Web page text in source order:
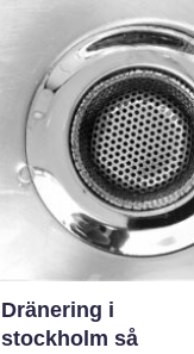
rulla in eller ut seglet
från sittbrunnen. På så
sätt ...
Dränering i
stockholm så